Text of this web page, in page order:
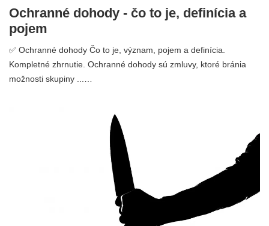
Ochranné dohody - čo to je, definícia a
pojem
✅ Ochranné dohody Čo to je, význam, pojem a definícia.
Kompletné zhrnutie. Ochranné dohody sú zmluvy, ktoré bránia
možnosti skupiny ...…